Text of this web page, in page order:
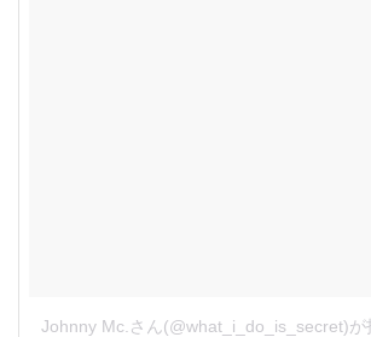
Johnny Mc.さん(@what_i_do_is_secret)が